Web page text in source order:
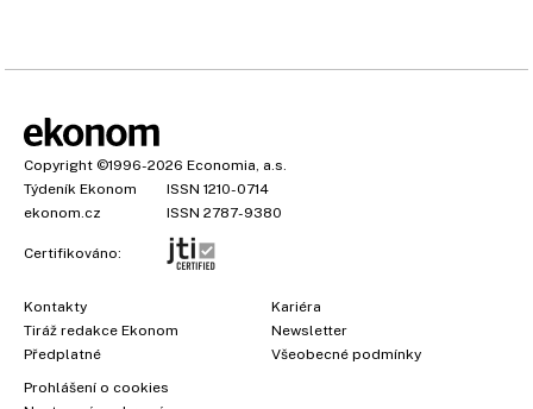
Copyright ©1996-2026 Economia, a.s.
Týdeník Ekonom
ISSN 1210-0714
ekonom.cz
ISSN 2787-9380
Certifikováno:
Kontakty
Tiráž redakce Ekonom
Předplatné
Kariéra
Newsletter
Všeobecné podmínky
Prohlášení o cookies